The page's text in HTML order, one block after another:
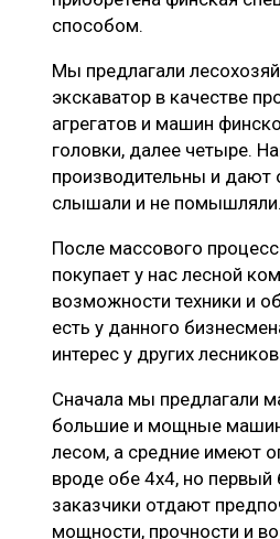
способом.
Мы предлагали
экскаватор в качестве
агрегатов и машин
головки, далее четыре.
производительны и дают
слышали и не помышляли.
После массового
покупает у нас лесной
возможности техники и
есть у данного
интерес у других лесников.
Сначала мы предлагали
большие и мощные
лесом, а средние имеют
вроде обе 4х4, но
заказчики отдают
мощности, прочности и